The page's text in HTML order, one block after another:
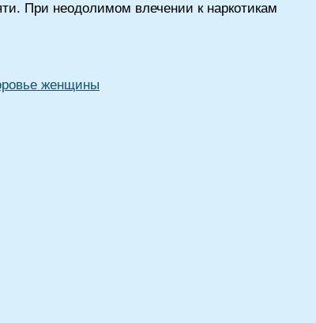
При неодолимом влечении к наркотикам
женщины